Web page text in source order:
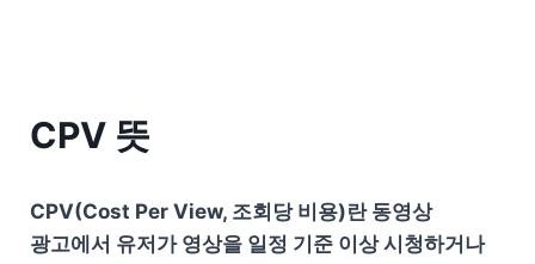
CPV 뜻
CPV(Cost Per View, 조회당 비용)란 동영상
광고에서 유저가 영상을 일정 기준 이상 시청하거나